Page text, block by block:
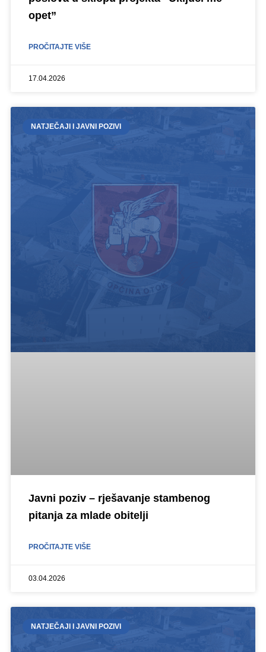
opet”
PROČITAJTE VIŠE
17.04.2026
NATJEČAJI I JAVNI POZIVI
Javni poziv – rješavanje stambenog
pitanja za mlade obitelji
PROČITAJTE VIŠE
03.04.2026
NATJEČAJI I JAVNI POZIVI